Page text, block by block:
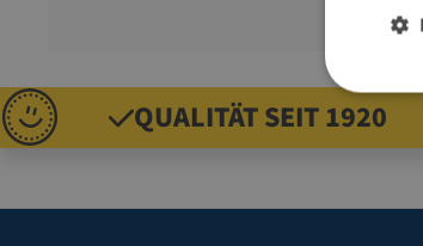
QUALITÄT SEIT 1920